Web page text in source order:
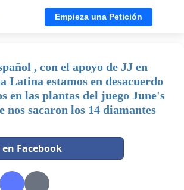
Empieza una Petición
, con el apoyo de JJ en
Latina estamos en desacuerdo
en las plantas del juego June's
nos sacaron los 14 diamantes
Facebook